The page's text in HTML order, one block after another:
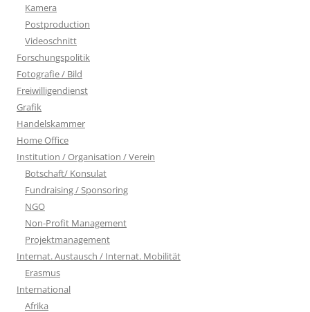
Kamera
Postproduction
Videoschnitt
Forschungspolitik
Fotografie / Bild
Freiwilligendienst
Grafik
Handelskammer
Home Office
Institution / Organisation / Verein
Botschaft/ Konsulat
Fundraising / Sponsoring
NGO
Non-Profit Management
Projektmanagement
Internat. Austausch / Internat. Mobilität
Erasmus
International
Afrika